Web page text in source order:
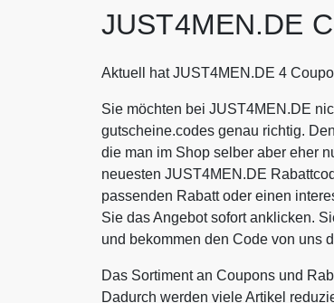
JUST4MEN.DE
Aktuell hat JUST4MEN.DE 4
Sie möchten bei JUST4MEN.DE
gutscheine.codes genau richtig.
die man im Shop selber aber eher
neuesten JUST4MEN.DE
passenden Rabatt oder einen
Sie das Angebot sofort anklicken.
und bekommen den Code von uns
Das Sortiment an Coupons und
Dadurch werden viele Artikel